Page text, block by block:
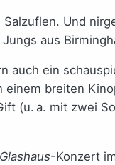
Und
aus
auch ein
einem breiten
(u. a. mit zwei
Glashaus-Konzert